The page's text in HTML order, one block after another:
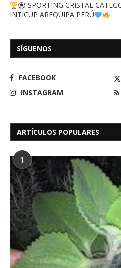
SPORTING CRISTAL
INTICUP AREQUIPA PERÚ
SÍGUENOS
FACEBOOK
INSTAGRAM
ARTÍCULOS POPULARES
1